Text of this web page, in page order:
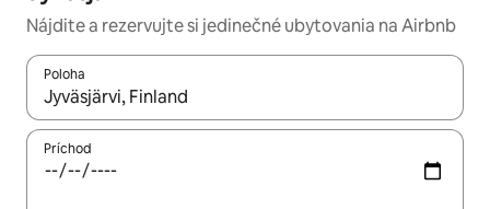
Nájdite a rezervujte si jedinečné ubytovania na Airbnb
Poloha
Keď budú výsledky k dispozícii, môžete si ich prechádzať
Príchod